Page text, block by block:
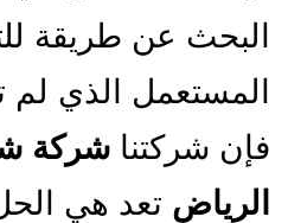
البحث عن طريقة
المستعمل الذي لم
فإن شركتنا شركة
الرياض تعد هي